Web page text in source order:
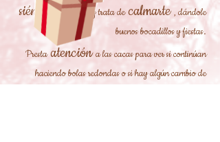
siéntate a su lado y trata de calmarte , dándole
buenos bocadillos y fiestas.
Presta atención a las cacas para ver si continúan
haciendo bolas redondas o si hay algún cambio de